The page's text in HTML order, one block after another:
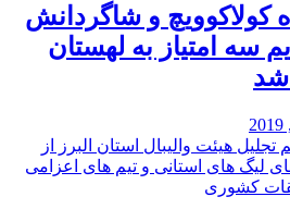
کولاکوویچ و شاگردانش
سه امتیاز به لهستان
شد